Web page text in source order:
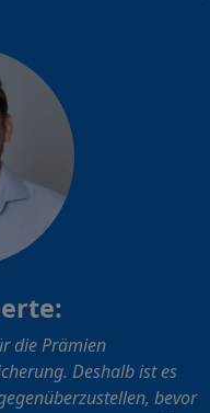
die Prämien
Deshalb ist es
bevor